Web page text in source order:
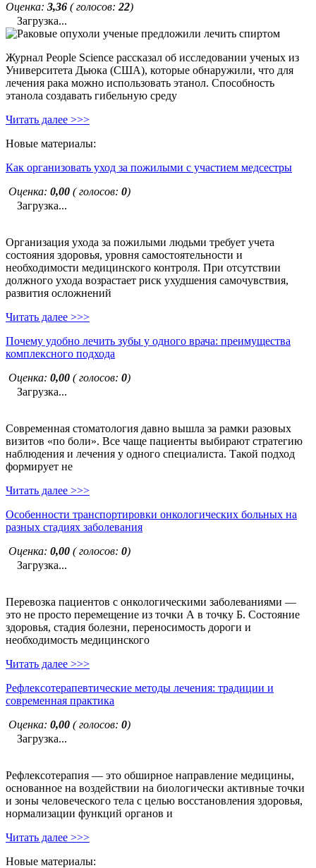
Оценка: 3,36 ( голосов: 22)
Загрузка...
Журнал People Science рассказал об исследовании ученых из
Университета Дьюка (США), которые обнаружили, что для
лечения рака можно использовать этанол. Способность
этанола создавать гибельную среду
Читать далее >>>
Новые материалы:
Как организовать уход за пожилыми с участием медсестры
Оценка: 0,00 ( голосов: 0)
Загрузка...
Организация ухода за пожилыми людьми требует учета
состояния здоровья, уровня самостоятельности и
необходимости медицинского контроля. При отсутствии
должного ухода возрастает риск ухудшения самочувствия,
развития осложнений
Читать далее >>>
Почему удобно лечить зубы у одного врача: преимущества
комплексного подхода
Оценка: 0,00 ( голосов: 0)
Загрузка...
Современная стоматология давно вышла за рамки разовых
визитов «по боли». Все чаще пациенты выбирают стратегию
наблюдения и лечения у одного специалиста. Такой подход
формирует не
Читать далее >>>
Особенности транспортировки онкологических больных на
разных стадиях заболевания
Оценка: 0,00 ( голосов: 0)
Загрузка...
Перевозка пациентов с онкологическими заболеваниями —
это не просто перемещение из точки А в точку Б. Состояние
здоровья, стадия болезни, переносимость дороги и
необходимость медицинского
Читать далее >>>
Рефлексотерапевтические методы лечения: традиции и
современная практика
Оценка: 0,00 ( голосов: 0)
Загрузка...
Рефлексотерапия — это обширное направление медицины,
основанное на воздействии на биологически активные точки
и зоны человеческого тела с целью восстановления здоровья,
нормализации функций органов и
Читать далее >>>
Новые материалы: